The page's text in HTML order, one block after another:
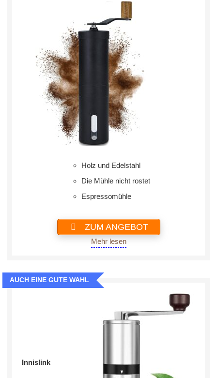
Holz und Edelstahl
Die Mühle nicht rostet
Espressomühle
ZUM ANGEBOT
Mehr lesen
AUCH EINE GUTE WAHL
Innislink